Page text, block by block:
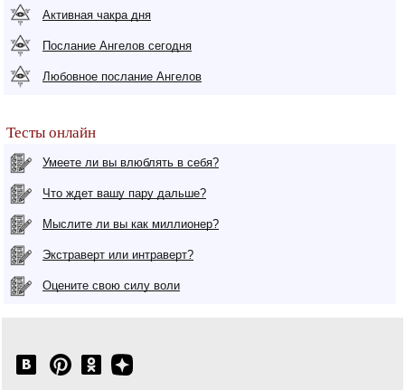
Активная чакра дня
Послание Ангелов сегодня
Любовное послание Ангелов
Тесты онлайн
Умеете ли вы влюблять в себя?
Что ждет вашу пару дальше?
Мыслите ли вы как миллионер?
Экстраверт или интраверт?
Оцените свою силу воли